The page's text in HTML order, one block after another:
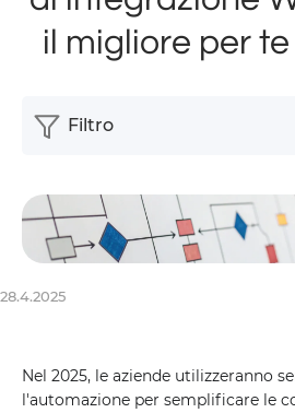
il migliore per
28.4.2025
Nel 2025, le aziende utilizzeranno
l'automazione per semplificare le
Filtro